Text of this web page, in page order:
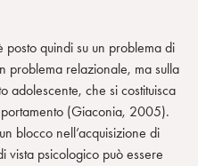
posto quindi su un problema di
problema relazionale, ma sulla
adolescente, che si costituisca
(Giaconia, 2005).
blocco nell’acquisizione di
vista psicologico può essere